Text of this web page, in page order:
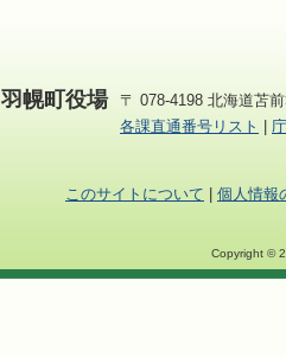
羽幌町役場
〒 078-4198 北海道苫
各課直通番号リスト
このサイトについて 個人情報
Copyright ©